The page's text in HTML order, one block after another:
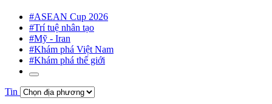
#ASEAN Cup 2026
#Trí tuệ nhân tạo
#Mỹ - Iran
#Khám phá Việt Nam
#Khám phá thế giới
Tin